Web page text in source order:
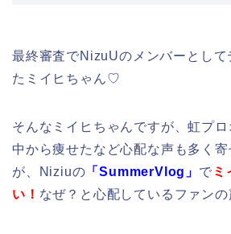
最終審査でNizuUのメンバーとして
たミイヒちゃん♡
そんなミイヒちゃんですが、虹プ
中から痩せたなど心配な声も多く
が、Niziuの 「SummerVlog」 で ミ
い！ なぜ？と心配しているファンの